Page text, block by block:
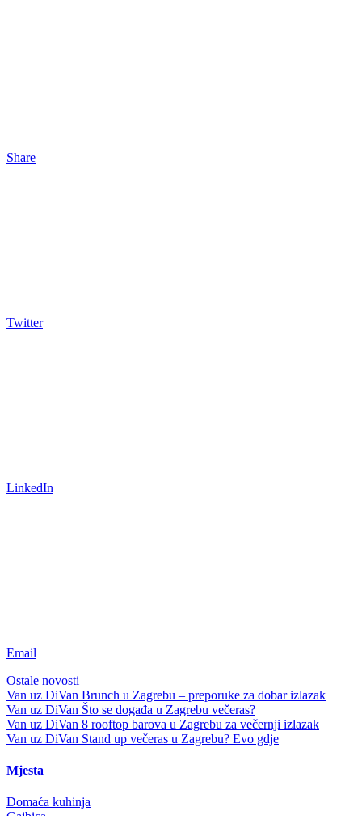
Share
Twitter
LinkedIn
Email
Ostale novosti
Van uz DiVan Brunch u Zagrebu – preporuke za dobar izlazak
Van uz DiVan Što se događa u Zagrebu večeras?
Van uz DiVan 8 rooftop barova u Zagrebu za večernji izlazak
Van uz DiVan Stand up večeras u Zagrebu? Evo gdje
Mjesta
Domaća kuhinja